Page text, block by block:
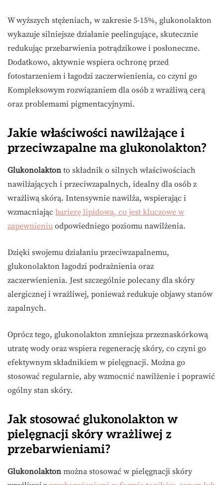
W wyższych stężeniach, w zakresie 5-15%, glukonolakton
wykazuje silniejsze działanie peelingujące, skutecznie
redukując przebarwienia potrądzikowe i posłoneczne.
Dodatkowo, aktywnie wspiera ochronę przed
fotostarzeniem i łagodzi zaczerwienienia, co czyni go
Kompleksowym rozwiązaniem dla osób z wrażliwą cerą
oraz problemami pigmentacyjnymi.
Jakie właściwości nawilżające i
przeciwzapalne ma glukonolakton?
Glukonolakton to składnik o silnych właściwościach
nawilżających i przeciwzapalnych, idealny dla osób z
wrażliwą skórą. Intensywnie nawilża, wspierając i
wzmacniając barierę lipidową, co jest kluczowe w
zapewnieniu odpowiedniego poziomu nawilżenia.
Dzięki swojemu działaniu przeciwzapalnemu,
glukonolakton łagodzi podrażnienia oraz
zaczerwienienia. Jest szczególnie polecany dla skóry
alergicznej i wrażliwej, ponieważ redukuje objawy stanów
zapalnych.
Oprócz tego, glukonolakton zmniejsza przeznaskórkową
utratę wody oraz wspiera regenerację skóry, co czyni go
efektywnym składnikiem w pielęgnacji. Można go
stosować regularnie, aby wzmocnić nawilżenie i poprawić
ogólny stan skóry.
Jak stosować glukonolakton w
pielęgnacji skóry wrażliwej z
przebarwieniami?
Glukonolakton można stosować w pielęgnacji skóry